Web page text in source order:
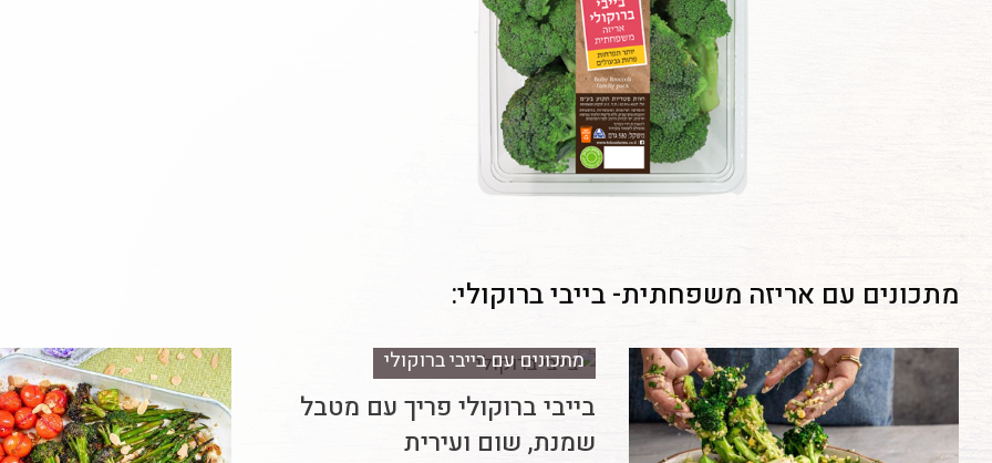
מתכונים עם אריזה משפחתית- בייבי ברוקולי:
מתכונים עם בייבי ברוקולי
בייבי ברוקולי פריך עם מטבל
שמנת, שום ועירית